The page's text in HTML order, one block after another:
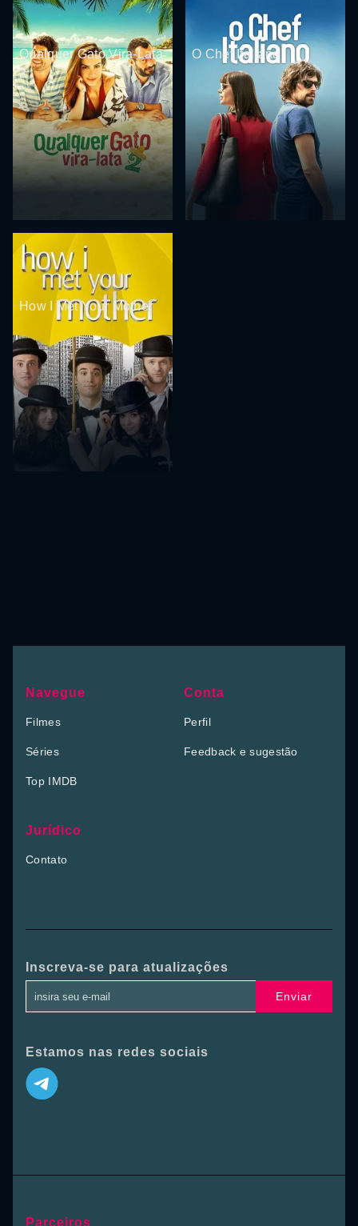
Qualquer Gato Vira-Lata
2
O Chef Italiano
How I Met Your Mother
Navegue
Filmes
Séries
Top IMDB
Conta
Perfil
Feedback e sugestão
Jurídico
Contato
Inscreva-se para atualizações
Enviar
Estamos nas redes sociais
Parceiros